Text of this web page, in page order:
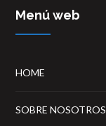
Menú web
HOME
SOBRE NOSOTROS